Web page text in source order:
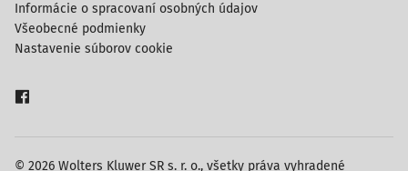
© 2026 Wolters Kluwer SR s. r. o., všetky práva vyhradené
Informácie o spracovaní osobných údajov
Všeobecné podmienky
Nastavenie súborov cookie